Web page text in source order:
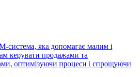
система, яка допомагає малим і
керувати продажами та
оптимізуючи процеси і спрощуючи